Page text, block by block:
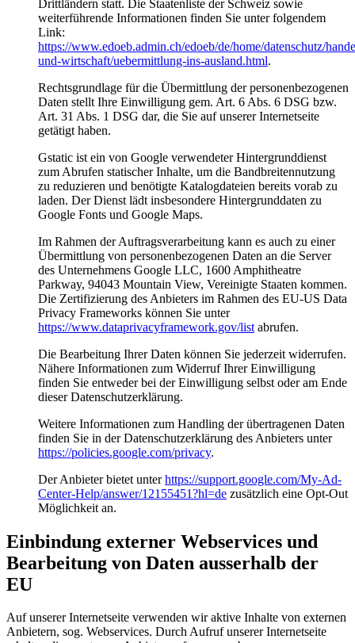
Drittländern statt. Die Staatenliste der Schweiz sowie
weiterführende Informationen finden Sie unter folgendem
Link:
https://www.edoeb.admin.ch/edoeb/de/home/datenschutz/
und-wirtschaft/uebermittlung-ins-ausland.html.
Rechtsgrundlage für die Übermittlung der personenbezogenen
Daten stellt Ihre Einwilligung gem. Art. 6 Abs. 6 DSG bzw.
Art. 31 Abs. 1 DSG dar, die Sie auf unserer Internetseite
getätigt haben.
Gstatic ist ein von Google verwendeter Hintergrunddienst
zum Abrufen statischer Inhalte, um die Bandbreitennutzung
zu reduzieren und benötigte Katalogdateien bereits vorab zu
laden. Der Dienst lädt insbesondere Hintergrunddaten zu
Google Fonts und Google Maps.
Im Rahmen der Auftragsverarbeitung kann es auch zu einer
Übermittlung von personenbezogenen Daten an die Server
des Unternehmens Google LLC, 1600 Amphitheatre
Parkway, 94043 Mountain View, Vereinigte Staaten kommen.
Die Zertifizierung des Anbieters im Rahmen des EU-US Data
Privacy Frameworks können Sie unter
https://www.dataprivacyframework.gov/list abrufen.
Die Bearbeitung Ihrer Daten können Sie jederzeit widerrufen.
Nähere Informationen zum Widerruf Ihrer Einwilligung
finden Sie entweder bei der Einwilligung selbst oder am Ende
dieser Datenschutzerklärung.
Weitere Informationen zum Handling der übertragenen Daten
finden Sie in der Datenschutzerklärung des Anbieters unter
https://policies.google.com/privacy.
Der Anbieter bietet unterhttps://support.google.com/My-Ad-
Center-Help/answer/12155451?hl=de zusätzlich eine Opt-Out
Möglichkeit an.
Einbindung externer Webservices und
Bearbeitung von Daten ausserhalb der
EU
Auf unserer Internetseite verwenden wir aktive Inhalte von externen
Anbietern, sog. Webservices. Durch Aufruf unserer Internetseite